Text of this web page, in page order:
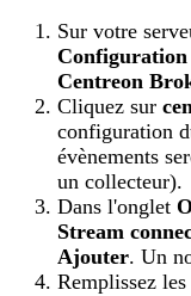
Sur votre
Centreon
Cliquez sur
configuration
évènements
un collecteur).
Dans l'onglet
Stream
Ajouter. Un
Remplissez